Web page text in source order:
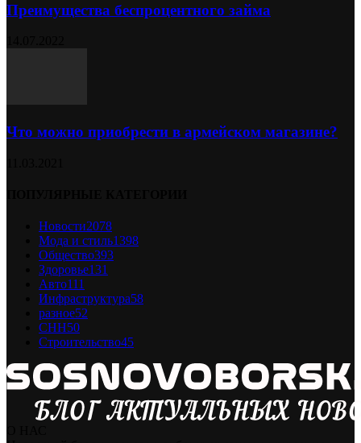
Преимущества беспроцентного займа
Что можно приобрести в армейском магазине?
Новости2078
Мода и стиль1398
Общество393
Здоровье131
Авто111
Инфраструктура58
разное52
СНН50
Строительство45